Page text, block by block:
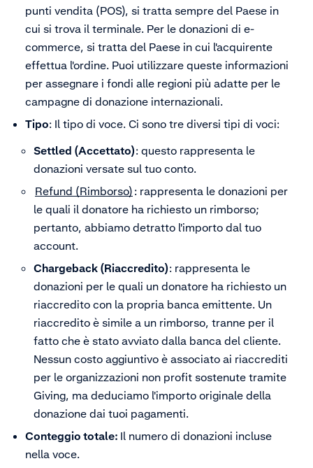
punti vendita (POS), si tratta sempre del Paese in
cui si trova il terminale. Per le donazioni di e-
commerce, si tratta del Paese in cui l'acquirente
effettua l'ordine. Puoi utilizzare queste informazioni
per assegnare i fondi alle regioni più adatte per le
campagne di donazione internazionali.
Tipo: Il tipo di voce. Ci sono tre diversi tipi di voci:
Settled (Accettato): questo rappresenta le
donazioni versate sul tuo conto.
Refund (Rimborso) : rappresenta le donazioni per
le quali il donatore ha richiesto un rimborso;
pertanto, abbiamo detratto l'importo dal tuo
account.
Chargeback (Riaccredito): rappresenta le
donazioni per le quali un donatore ha richiesto un
riaccredito con la propria banca emittente. Un
riaccredito è simile a un rimborso, tranne per il
fatto che è stato avviato dalla banca del cliente.
Nessun costo aggiuntivo è associato ai riaccrediti
per le organizzazioni non profit sostenute tramite
Giving, ma deduciamo l'importo originale della
donazione dai tuoi pagamenti.
Conteggio totale: Il numero di donazioni incluse
nella voce.